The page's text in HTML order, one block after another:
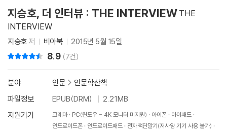
지승호, 더 인터뷰 : THE INTERVIEW THE
INTERVIEW
지승호저 비아북 2015년 5월 15일
8.9 (7건)
분야 인문 > 인문학산책
파일정보
EPUB(DRM)
2.21MB
지원기기
크레마 PC(윈도우 - 4K 모니터 미지원) 아이폰
아이패드
안드로이드폰
안드로이드패드
전자책단말기(저사양 기기 사용 불가)